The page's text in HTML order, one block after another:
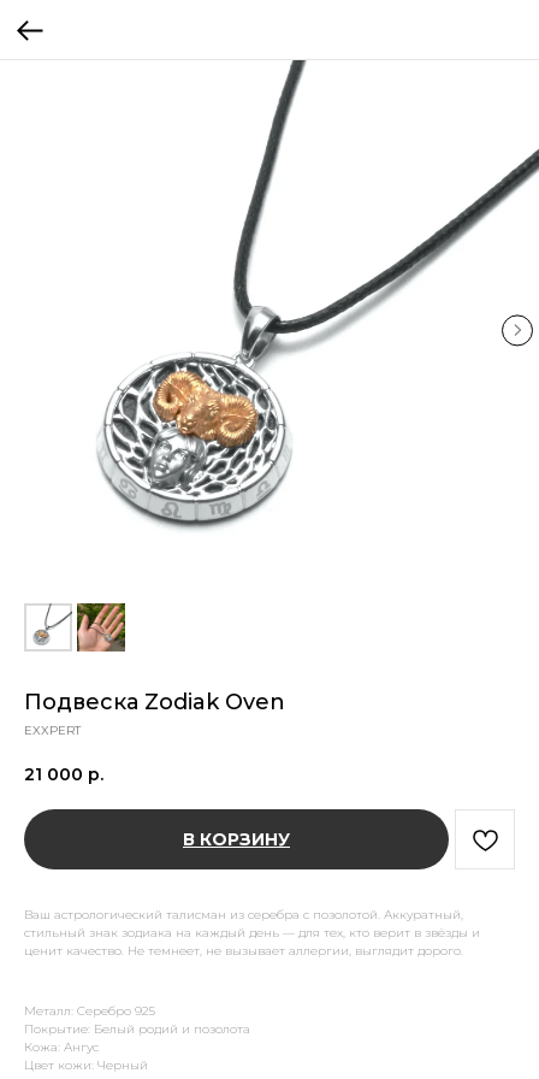
Подвеска Zodiak Oven
EXXPERT
21 000 р.
В КОРЗИНУ
Ваш астрологический талисман из серебра с позолотой. Аккуратный,
стильный знак зодиака на каждый день — для тех, кто верит в звёзды и
ценит качество. Не темнеет, не вызывает аллергии, выглядит дорого.
Металл: Серебро 925
Покрытие: Белый родий и позолота
Кожа: Ангус
Цвет кожи: Черный